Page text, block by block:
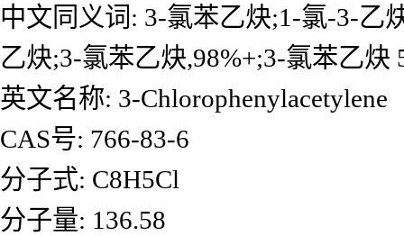
中文同义词: 3-氯苯乙炔;1-氯-3-乙
乙炔;3-氯苯乙炔,98%+;3-氯苯乙炔
英文名称: 3-Chlorophenylacetylene
CAS号: 766-83-6
分子式: C8H5Cl
分子量: 136.58